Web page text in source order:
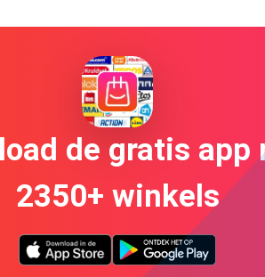
de gratis app
2350+ winkels